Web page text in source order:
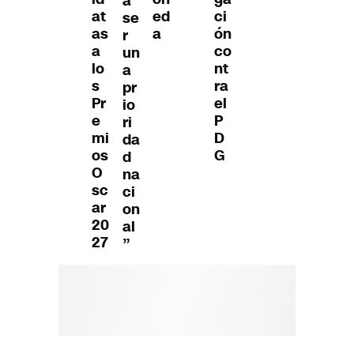
at
as
a
lo
s
Pr
e
mi
os
O
sc
ar
20
27
se
r
un
a
pr
io
ri
da
d
na
ci
on
al
”
ed
a
ci
ón
co
nt
ra
el
P
D
G